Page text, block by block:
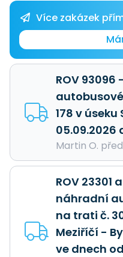
Více zakázek
ROV
178 v
05.09.2026
Martin O.
ROV 23301
náhradní
na trati č.
Meziříčí -
ve dnech od